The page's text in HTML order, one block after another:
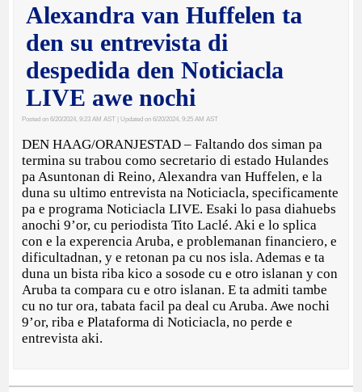
Alexandra van Huffelen ta
den su entrevista di
despedida den Noticiacla
LIVE awe nochi
Posted on 6/20/2024, 9:23 AM AST | Updated on 6/20/2024, 9:25 AM AST
DEN HAAG/ORANJESTAD – Faltando dos siman pa
termina su trabou como secretario di estado Hulandes
pa Asuntonan di Reino, Alexandra van Huffelen, e la
duna su ultimo entrevista na Noticiacla, specificamente
pa e programa Noticiacla LIVE. Esaki lo pasa diahuebs
anochi 9’or, cu periodista Tito Laclé. Aki e lo splica
con e la experencia Aruba, e problemanan financiero, e
dificultadnan, y e retonan pa cu nos isla. Ademas e ta
duna un bista riba kico a sosode cu e otro islanan y con
Aruba ta compara cu e otro islanan. E ta admiti tambe
cu no tur ora, tabata facil pa deal cu Aruba. Awe nochi
9’or, riba e Plataforma di Noticiacla, no perde e
entrevista aki.